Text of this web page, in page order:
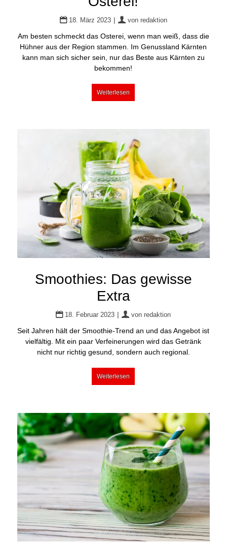
18. März 2023 | von redaktion
Am besten schmeckt das Osterei, wenn man weiß, dass die
Hühner aus der Region stammen. Im Genussland Kärnten
kann man sich sicher sein, nur das Beste aus Kärnten zu
bekommen!
Weiterlesen
Smoothies: Das gewisse
Extra
18. Februar 2023 | vonredaktion
Seit Jahren hält der Smoothie-Trend an und das Angebot ist
vielfältig. Mit ein paar Verfeinerungen wird das Getränk
nicht nur richtig gesund, sondern auch regional.
Weiterlesen